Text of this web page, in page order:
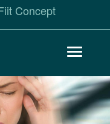
Concept
Toggle